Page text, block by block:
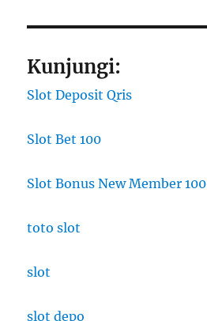
Kunjungi:
Slot Deposit Qris
Slot Bet 100
Slot Bonus New Member 100
toto slot
slot
slot depo